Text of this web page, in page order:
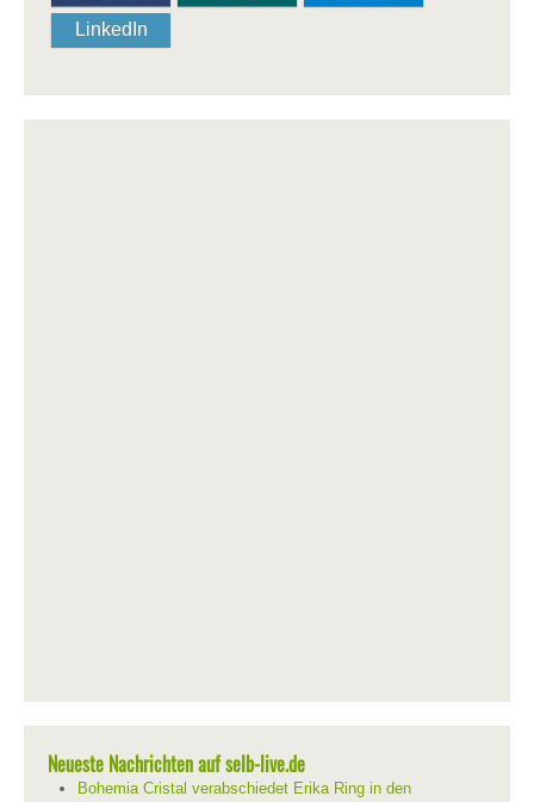
LinkedIn
Neueste Nachrichten auf selb-live.de
Bohemia Cristal verabschiedet Erika Ring in den